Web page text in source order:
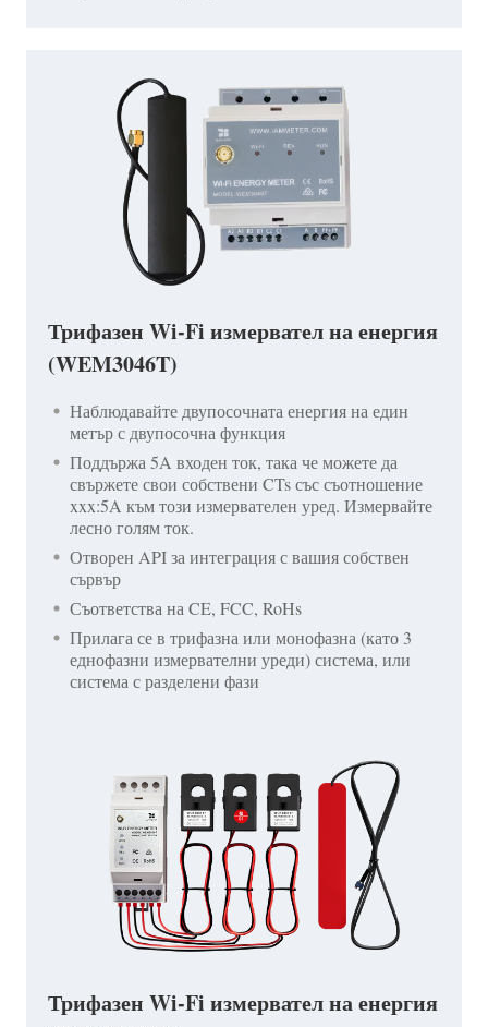
Трифазен Wi-Fi измервател на енергия
(WEM3046T)
Наблюдавайте двупосочната енергия на един
метър с двупосочна функция
Поддържа 5A входен ток, така че можете да
свържете свои собствени CTs със съотношение
xxx:5A към този измервателен уред. Измервайте
лесно голям ток.
Отворен API за интеграция с вашия собствен
сървър
Съответства на CE, FCC, RoHs
Прилага се в трифазна или монофазна (като 3
еднофазни измервателни уреди) система, или
система с разделени фази
Трифазен Wi-Fi измервател на енергия